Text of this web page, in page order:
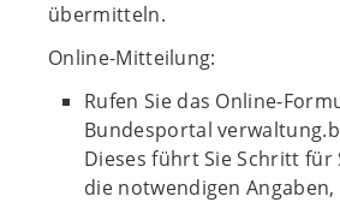
übermitteln.
Online-Mitteilung:
Rufen Sie das Online-
Bundesportal
Dieses führt Sie Schritt
die notwendigen Angaben,